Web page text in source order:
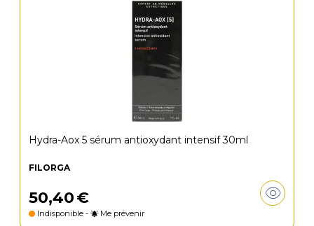
Hydra-Aox 5 sérum antioxydant intensif 30ml
FILORGA
50,40€
Indisponible - Me prévenir